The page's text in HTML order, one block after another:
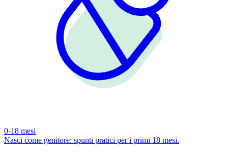
0-18 mesi
Nasci come genitore: spunti pratici per i primi 18 mesi.